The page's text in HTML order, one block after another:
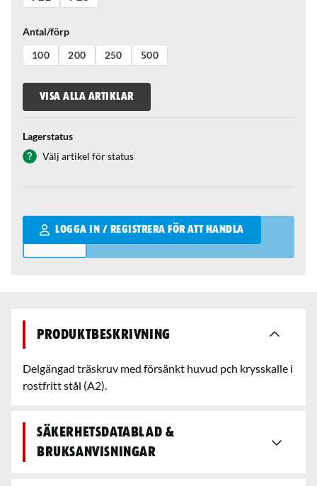
Antal/förp
100
200 250 500
VISA ALLA ARTIKLAR
Lagerstatus
Välj artikel för status
LOGGA IN / REGISTRERA FÖR ATT HANDLA
Qantity
Produktbeskrivning
Delgängad träskruv med försänkt huvud pch krysskalle i
rostfritt stål (A2).
Säkerhetsdatablad &
bruksanvisningar